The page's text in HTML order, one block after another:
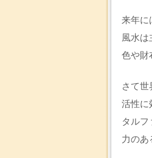
来年に
風水
色や財
さて
活性に
タル
力のあ